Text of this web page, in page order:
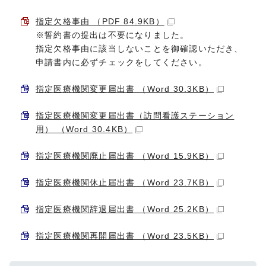
指定欠格事由 （PDF 84.9KB）
※誓約書の提出は不要になりました。
指定欠格事由に該当しないことを御確認いただき、
申請書内に必ずチェックをしてください。
指定医療機関変更届出書 （Word 30.3KB）
指定医療機関変更届出書（訪問看護ステーション
用） （Word 30.4KB）
指定医療機関廃止届出書 （Word 15.9KB）
指定医療機関休止届出書 （Word 23.7KB）
指定医療機関辞退届出書 （Word 25.2KB）
指定医療機関再開届出書 （Word 23.5KB）